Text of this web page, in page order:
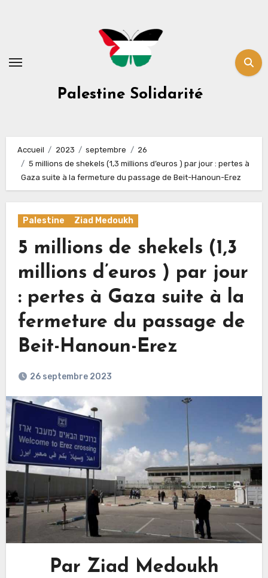
Palestine Solidarité
Accueil 2023 septembre
26
5 millions de shekels (1,3 millions d’euros ) par jour : pertes à
Gaza suite à la fermeture du passage de Beit-Hanoun-Erez
Palestine Ziad Medoukh
5 millions de shekels (1,3
millions d’euros ) par jour
: pertes à Gaza suite à la
fermeture du passage de
Beit-Hanoun-Erez
26 septembre 2023
Par Ziad Medoukh